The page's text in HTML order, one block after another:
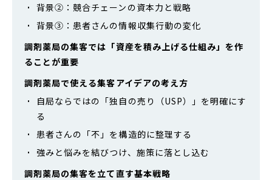
背景②：競合チェーンの資本力と戦略
背景③：患者さんの情報収集行動の変化
調剤薬局の集客では「資産を積み上げる仕組み」を作
ることが重要
調剤薬局で使える集客アイデアの考え方
自局ならではの「独自の売り（USP）」を明確にす
る
患者さんの「不」を構造的に整理する
強みと悩みを結びつけ、施策に落とし込む
調剤薬局の集客を立て直す基本戦略